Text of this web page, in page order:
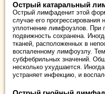
Острый катаральный
Острый лимфаденит этой
случае его прогрессирования
уплотнение лимфоузлов. При
подвижность сохранена.
тканей, расположенных в
воспаленному лимфоузлу.
субфебрильных значений.
несколько ухудшается.
устраняет инфекцию, и